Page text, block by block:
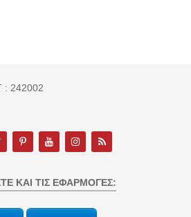
: 242002
ΚΑΙ ΤΙΣ ΕΦΑΡΜΟΓΈΣ: